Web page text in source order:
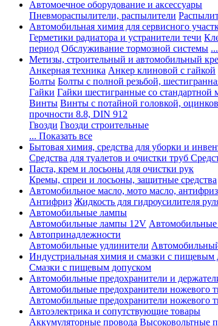
Автомоечное оборудование и аксессуары
Пневмораспылители, распылители
Автомобильная химия для сервисного
Герметики радиатора и устранители течи
период Обслуживание тормозной системы
Метизы, строительный и автомобильный
Анкерная техника Анкер клиновой с гайкой
Болты Болты с полной резьбой,
Гайки Гайки шестигранные со стандартной
Винты Винты с потайной головкой,
прочности 8.8, DIN 912
Гвозди Гвозди строительные
... Показать все
Бытовая химия, средства для уборки и
Средства для туалетов и очистки труб
Паста, крем и лосьоны для очистки рук
Кремы, спреи и лосьоны, защитные средства
Автомобильное масло, мото масло,
Антифриз Жидкость для гидроусилителя
Автомобильные лампы
Автомобильные лампы 12V
Автопринадлежности
Автомобильные удлинители
Индустриальная химия и смазки с пищевым
Смазки с пищевым допуском
Автомобильные предохранители и
Автомобильные предохранители ножевого
Автомобильные предохранители ножевого
Автоэлектрика и сопутствующие товары
Аккумуляторные провода Высоковольтные